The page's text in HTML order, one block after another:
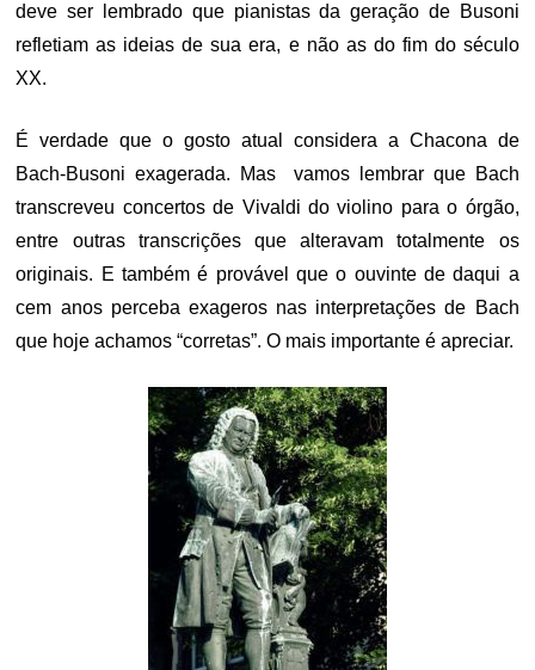
deve ser lembrado que pianistas da geração de Busoni
refletiam as ideias de sua era, e não as do fim do século
XX.
É verdade que o gosto atual considera a Chacona de
Bach-Busoni exagerada. Mas vamos lembrar que Bach
transcreveu concertos de Vivaldi do violino para o órgão,
entre outras transcrições que alteravam totalmente os
originais. E também é provável que o ouvinte de daqui a
cem anos perceba exageros nas interpretações de Bach
que hoje achamos “corretas”. O mais importante é apreciar.